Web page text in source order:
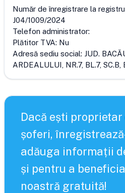
Număr de înregistrare la
J04/1009/2024
Telefon administrator:
Plătitor TVA: Nu
Adresă sediu social: JUD.
ARDEALULUI, NR.7, BL.7, SC.B,
Dacă ești proprietar
șoferi,
adăuga informații
și pentru a
noastră gratuită!